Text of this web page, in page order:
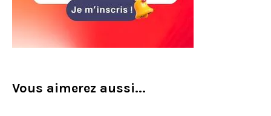
Vous aimerez aussi...